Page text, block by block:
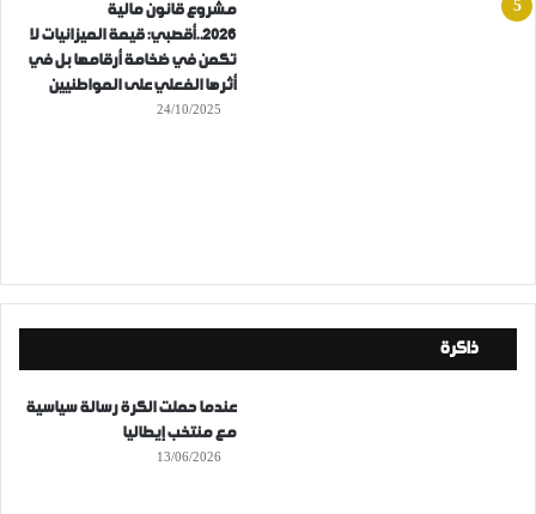
مشروع قانون مالية
2026..أقصبي: قيمة الميزانيات لا
تكمن في ضخامة أرقامها بل في
أثرها الفعلي على المواطنيين
24/10/2025
ذاكرة
عندما حملت الكرة رسالة سياسية
مع منتخب إيطاليا
13/06/2026